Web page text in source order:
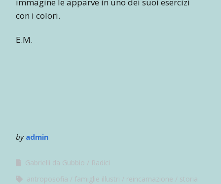
con i colori.
E.M.
by admin
Gabrielli da Gubbio
Radici
antroposofia
famiglie illustri reincarnazione
storia